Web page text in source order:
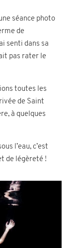
séance photo
de
senti dans sa
pas rater le
toutes les
de Saint
à quelques
l’eau, c’est
de légèreté !
Boiron